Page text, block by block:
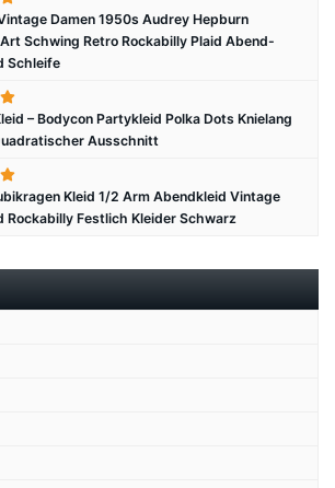
Damen 1950s Audrey Hepburn
Schwing Retro Rockabilly Plaid Abend-
Schleife
– Bodycon Partykleid Polka Dots Knielang
Ausschnitt
Kleid 1/2 Arm Abendkleid Vintage
Rockabilly Festlich Kleider Schwarz